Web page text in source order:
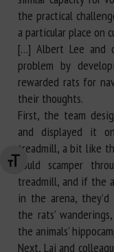
Changer la taille de la police
the practical
a particular place on
[…] Albert Lee and
problem by
rewarded rats for
their thoughts.
First, the team
and displayed it
treadmill, a bit like
could scamper
treadmill, and if the
in the arena,
the rats’
the animals’
Next, Lai and